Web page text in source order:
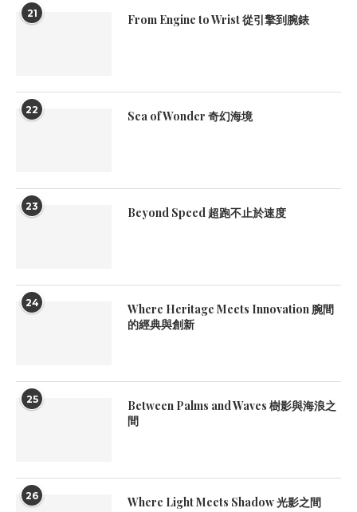
21 From Engine to Wrist 從引擎到腕錶
22 Sea of Wonder 奇幻海境
23 Beyond Speed 超跑不止於速度
24
Where Heritage Meets Innovation 腕間
的經典與創新
25
Between Palms and Waves 樹影與海浪之
間
26 Where Light Meets Shadow 光影之間